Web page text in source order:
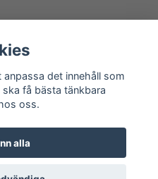
det innehåll som
få bästa tänkbara
oss.
alla